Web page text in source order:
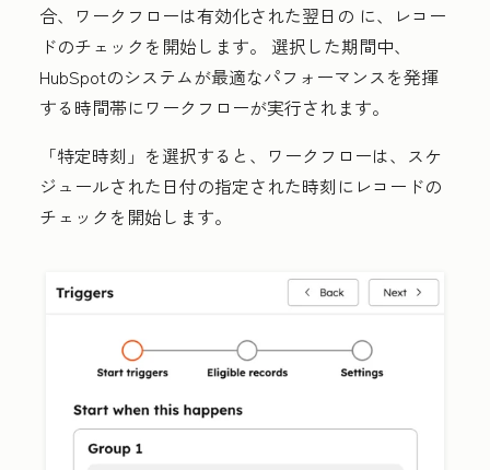
合、ワークフローは有効化された翌日の に、レコー
ドのチェックを開始します。
選択した期間中、
HubSpotのシステムが最適なパフォーマンスを発揮
する時間帯にワークフローが実行されます。
「特定時刻 」を選択すると、ワークフローは、スケ
ジュールされた日付の指定された時刻にレコードの
チェックを開始します。